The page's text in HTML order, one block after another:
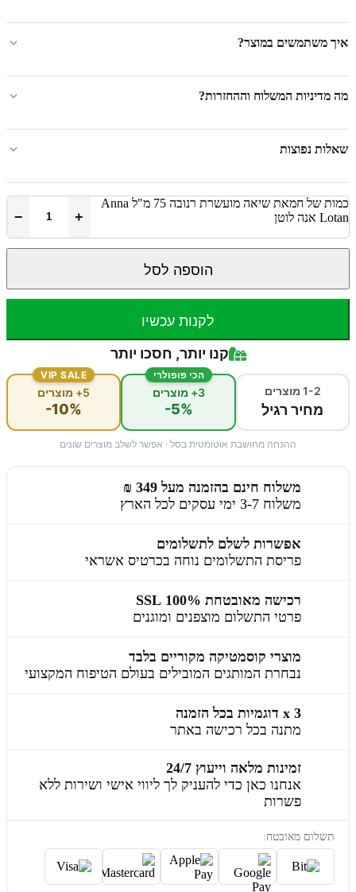
איך משתמשים במוצר?
מה מדיניות המשלוח וההחזרות?
שאלות נפוצות
כמות של חמאת שיאה מועשרת רנובה 75 מ"ל Anna
Lotan אנה לוטן
+
−
הוספה לסל
לקנות עכשיו
קנו יותר, חסכו יותר
1-2 מוצרים
מחיר רגיל
הכי פופולרי
3+ מוצרים
-5%
VIP SALE
5+ מוצרים
-10%
ההנחה מחושבת אוטומטית בסל · אפשר לשלב מוצרים שונים
משלוח חינם בהזמנה מעל 349 ₪
משלוח 3-7 ימי עסקים לכל הארץ
אפשרות לשלם לתשלומים
פריסת התשלומים נוחה בכרטיס אשראי
רכישה מאובטחת 100% SSL
פרטי התשלום מוצפנים ומוגנים
מוצרי קוסמטיקה מקוריים בלבד
נבחרת המותגים המובילים בעולם הטיפוח המקצועי
3 x דוגמיות בכל הזמנה
מתנה בכל רכישה באתר
זמינות מלאה וייעוץ 24/7
אנחנו כאן כדי להעניק לך ליווי אישי ושירות ללא
פשרות
תשלום מאובטח: